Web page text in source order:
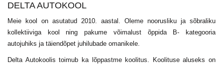
DELTA AUTOKOOL
Meie kool on asutatud 2010. aastal. Oleme noorusliku ja sõbraliku
kollektiiviga kool ning pakume võimalust õppida B- kategooria
autojuhiks ja täiendõpet juhilubade omanikele.
Delta Autokoolis toimub ka lõppastme koolitus. Koolituse aluseks on